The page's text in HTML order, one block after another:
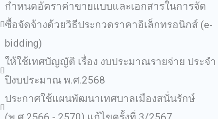
กำหนดอัตราค่าขายแบบและเอกสารในการจัด
ซื้อจัดจ้างด้วยวิธีประกวดราคาอิเล็กทรอนิกส์ (e-
bidding)
ให้ใช้เทศบัญญัติ เรื่อง งบประมาณรายจ่าย ประจำ
ปีงบประมาณ พ.ศ.2568
ประกาศใช้แผนพัฒนาเทศบาลเมืองสนั่นรักษ์